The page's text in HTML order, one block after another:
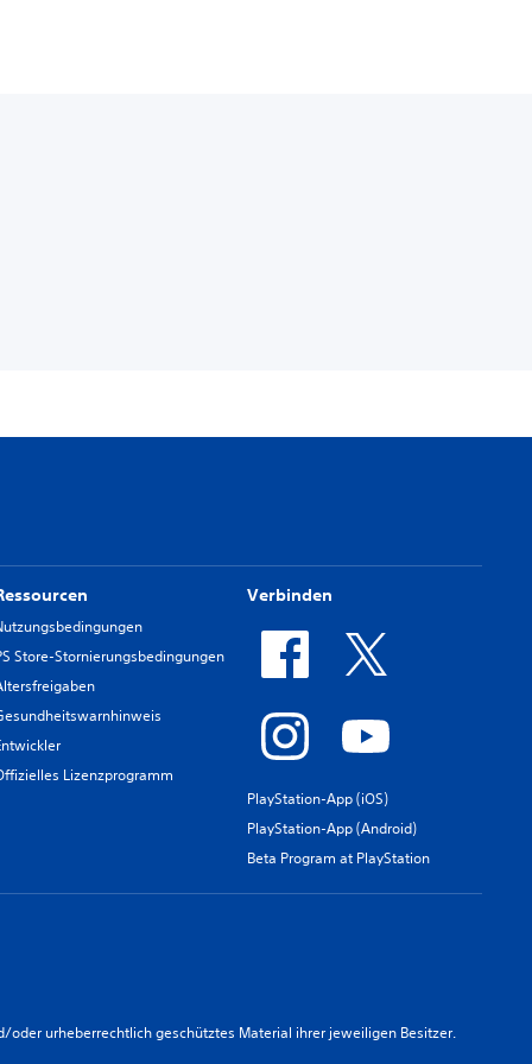
Store-Stornierungsbedingungen
Lizenzprogramm
Verbinden
PlayStation-App (iOS)
PlayStation-App (Android)
Beta Program at PlayStation
urheberrechtlich geschütztes Material ihrer jeweiligen Besitzer.